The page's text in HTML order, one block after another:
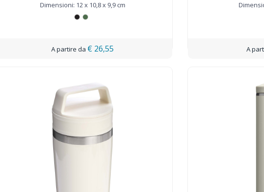
Dimensioni: 12 x 10,8 x 9,9 cm
€ 26,55